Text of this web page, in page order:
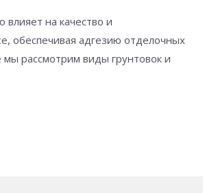
на качество и
обеспечивая адгезию отделочных
рассмотрим виды грунтовок и